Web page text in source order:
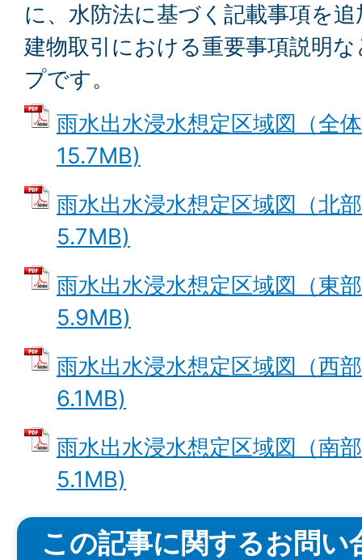
に、水防法に基づく記載事項を
建物取引における重要事項説明
プです。
雨水出水浸水想定区域図（全
15.7MB)
雨水出水浸水想定区域図（北
5.7MB)
雨水出水浸水想定区域図（東
5.9MB)
雨水出水浸水想定区域図（西
6.1MB)
雨水出水浸水想定区域図（南
5.1MB)
この記事に関するお問い